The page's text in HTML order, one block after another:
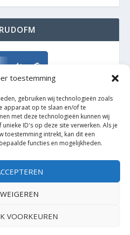
toestemming
gebruiken wij technologieën zoals
apparaat op te slaan en/of te
met deze technologieën kunnen wij
ID's op deze site verwerken. Als je
toestemming intrekt, kan dit een
functies en mogelijkheden.
WEIGEREN
VOORKEUREN
TrudoFM
Themes| Mogelijk gemaakt door